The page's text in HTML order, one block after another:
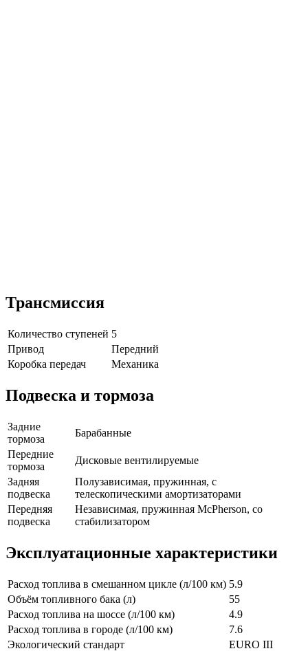
Трансмиссия
Количество ступеней 5
Привод
Передний
Коробка передач
Механика
Подвеска и тормоза
Задние
тормоза
Барабанные
Передние
тормоза
Дисковые вентилируемые
Задняя
подвеска
Полузависимая, пружинная, с
телескопическими амортизаторами
Передняя
подвеска
Независимая, пружинная McPherson, со
стабилизатором
Эксплуатационные характеристики
Расход топлива в смешанном цикле (л/100 км) 5.9
Объём топливного бака (л)
55
Расход топлива на шоссе (л/100 км)
4.9
Расход топлива в городе (л/100 км)
7.6
Экологический стандарт
EURO III